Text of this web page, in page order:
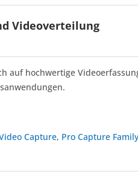
Videoverteilung
auf hochwertige
Capture, Pro Capture Family